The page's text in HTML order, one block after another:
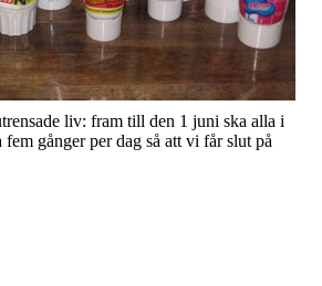
liv: fram till den 1 juni ska alla i
gånger per dag så att vi får slut på